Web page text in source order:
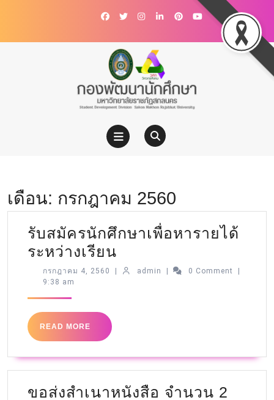
เดือน: กรกฎาคม 2560
รับสมัครนักศึกษาเพื่อหารายได้
ระหว่างเรียน
กรกฎาคม 4, 2560 admin 0 Comment
9:38 am
READ MORE
ขอส่งสำเนาหนังสือ จำนวน 2